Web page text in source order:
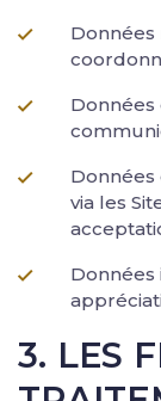
Données
Données
Données
via les
Données
3. LES